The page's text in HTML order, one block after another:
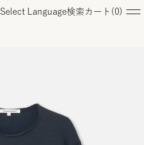
Select Language検索 カート( 0)